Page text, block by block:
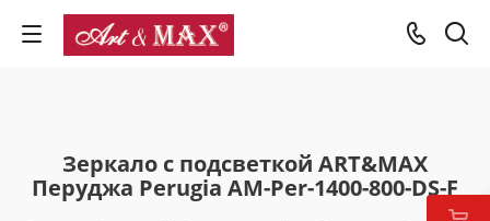
Зеркало с подсветкой ART&MAX
Перуджа Perugia AM-Per-1400-800-DS-F